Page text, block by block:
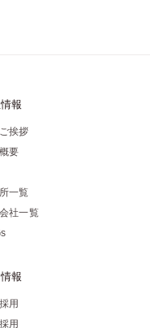
報
挨拶
要
一覧
社一覧
報
用
用